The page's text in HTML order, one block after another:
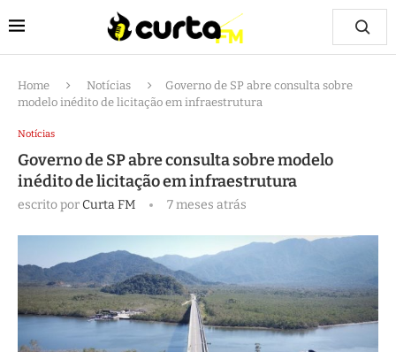
Home Notícias
Governo de SP abre consulta sobre
modelo inédito de licitação em infraestrutura
Notícias
Governo de SP abre consulta sobre modelo
inédito de licitação em infraestrutura
escrito porCurta FM 7 meses atrás